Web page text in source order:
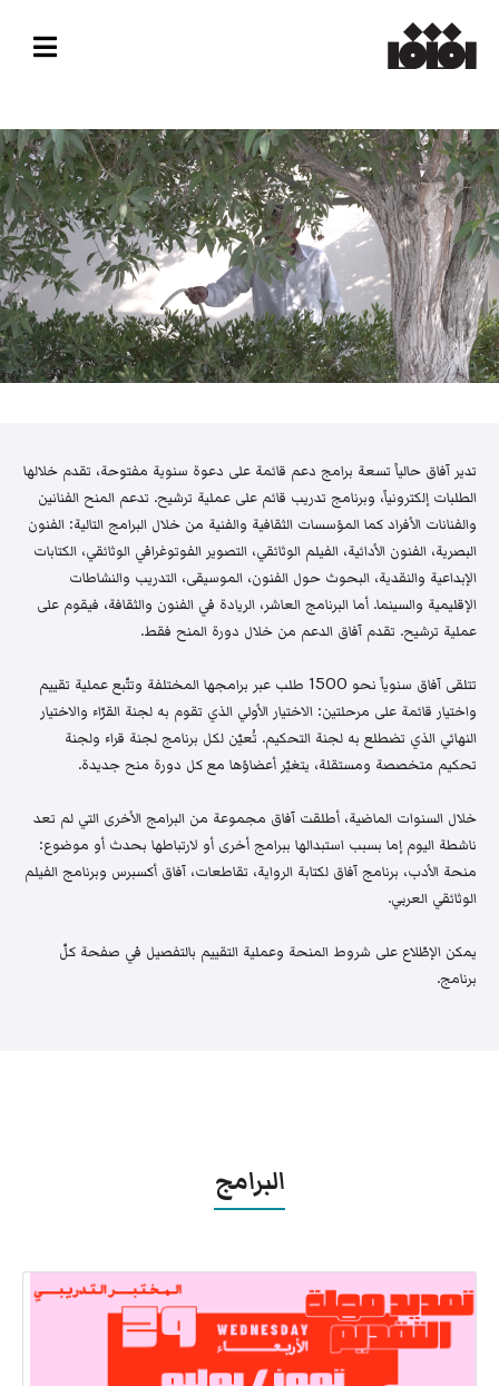
تدير آفاق حالياً تسعة برامج دعم قائمة على دعوة سنوية مفتوحة، تقدم خلالها
الطلبات إلكترونياً، وبرنامج تدريب قائم على عملية ترشيح. تدعم المنح الفنانين
والفنانات الأفراد كما المؤسسات الثقافية والفنية من خلال البرامج التالية: الفنون
البصرية، الفنون الأدائية، الفيلم الوثائقي، التصوير الفوتوغرافي الوثائقي، الكتابات
الإبداعية والنقدية، البحوث حول الفنون، الموسيقى، التدريب والنشاطات
الإقليمية والسينما. أما البرنامج العاشر، الريادة في الفنون والثقافة، فيقوم على
عملية ترشيح. تقدم آفاق الدعم من خلال دورة المنح فقط.
تتلقى آفاق سنوياً نحو 1500 طلب عبر برامجها المختلفة وتتّبع عملية تقييم
واختيار قائمة على مرحلتين: الاختيار الأولي الذي تقوم به لجنة القرّاء والاختيار
النهائي الذي تضطلع به لجنة التحكيم. تُعيّن لكل برنامج لجنة قراء ولجنة
تحكيم متخصصة ومستقلة، يتغيّر أعضاؤها مع كل دورة منح جديدة.
خلال السنوات الماضية، أطلقت آفاق مجموعة من البرامج الأخرى التي لم تعد
ناشطة اليوم إما بسبب استبدالها ببرامج أخرى أو لارتباطها بحدث أو موضوع:
منحة الأدب، برنامج آفاق لكتابة الرواية، تقاطعات، آفاق أكسبرس وبرنامج الفيلم
الوثائقي العربي.
يمكن الإطّلاع على شروط المنحة وعملية التقييم بالتفصيل في صفحة كلّ
برنامج.
البرامج